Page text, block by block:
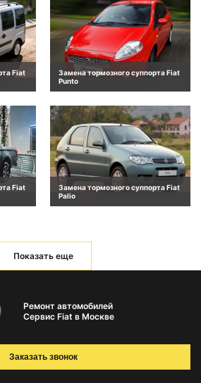
Fiat
Замена тормозного суппорта Fiat
Punto
Fiat
Замена тормозного суппорта Fiat
Palio
Показать еще
Ремонт автомобилей
Сервис Fiat в Москве
Заказать звонок